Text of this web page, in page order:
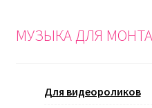
МУЗЫКА ДЛЯ
Для видеороликов